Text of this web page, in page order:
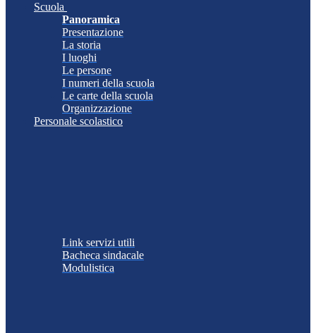
Scuola
Panoramica
Presentazione
La storia
I luoghi
Le persone
I numeri della scuola
Le carte della scuola
Organizzazione
Personale scolastico
Link servizi utili
Bacheca sindacale
Modulistica